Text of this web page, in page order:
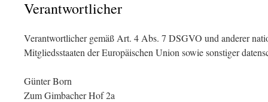
Verantwortlicher
Verantwortlicher gemäß Art. 4 Abs. 7 DSGVO und anderer
Mitgliedsstaaten der Europäischen Union sowie sonstiger
Günter Born
Zum Gimbacher Hof 2a